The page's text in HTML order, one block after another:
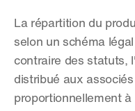
La répartition du
selon un schéma
contraire des statuts, l'
distribué aux
proportionnellement